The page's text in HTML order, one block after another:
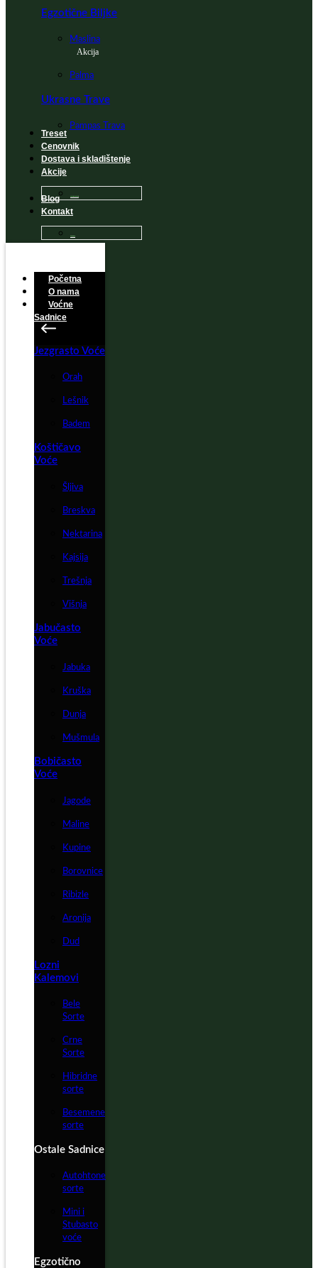
Egzotične Biljke
Maslina
Akcija
Palma
Ukrasne Trave
Pampas Trava
Treset
Cenovnik
Dostava i skladištenje
Akcije
Blog
Kontakt
Početna
O nama
Voćne
Sadnice
Jezgrasto Voće
Orah
Lešnik
Badem
Koštičavo
Voće
Šljiva
Breskva
Nektarina
Kajsija
Trešnja
Višnja
Jabučasto
Voće
Jabuka
Kruška
Dunja
Mušmula
Bobičasto
Voće
Jagode
Maline
Kupine
Borovnice
Ribizle
Aronija
Dud
Lozni
Kalemovi
Bele
Sorte
Crne
Sorte
Hibridne
sorte
Besemene
sorte
Ostale Sadnice
Autohtone
sorte
Mini i
Stubasto
voće
Egzotično